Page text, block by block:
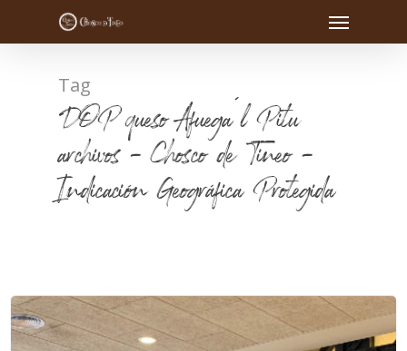
Tag
DOP queso Afuega´l Pitu
archivos - Chosco de Tineo -
Indicación Geográfica Protegida